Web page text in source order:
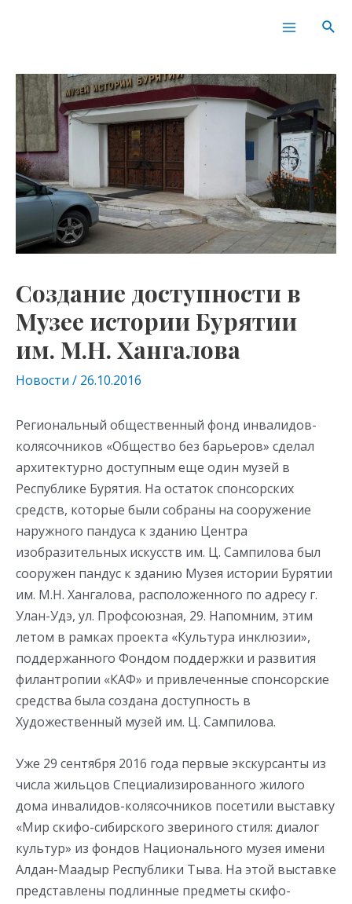
Main
Создание доступности в
Музее истории Бурятии
им. М.Н. Хангалова
Новости / 26.10.2016
Региональный общественный фонд инвалидов-
колясочников «Общество без барьеров» сделал
архитектурно доступным еще один музей в
Республике Бурятия. На остаток спонсорских
средств, которые были собраны на сооружение
наружного пандуса к зданию Центра
изобразительных искусств им. Ц. Сампилова был
сооружен пандус к зданию Музея истории Бурятии
им. М.Н. Хангалова, расположенного по адресу г.
Улан-Удэ, ул. Профсоюзная, 29. Напомним, этим
летом в рамках проекта «Культура инклюзии»,
поддержанного Фондом поддержки и развития
филантропии «КАФ» и привлеченные спонсорские
средства была создана доступность в
Художественный музей им. Ц. Сампилова.
Уже 29 сентября 2016 года первые экскурсанты из
числа жильцов Специализированного жилого
дома инвалидов-колясочников посетили выставку
«Мир скифо-сибирского звериного стиля: диалог
культур» из фондов Национального музея имени
Алдан-Маадыр Республики Тыва. На этой выставке
представлены подлинные предметы скифо-